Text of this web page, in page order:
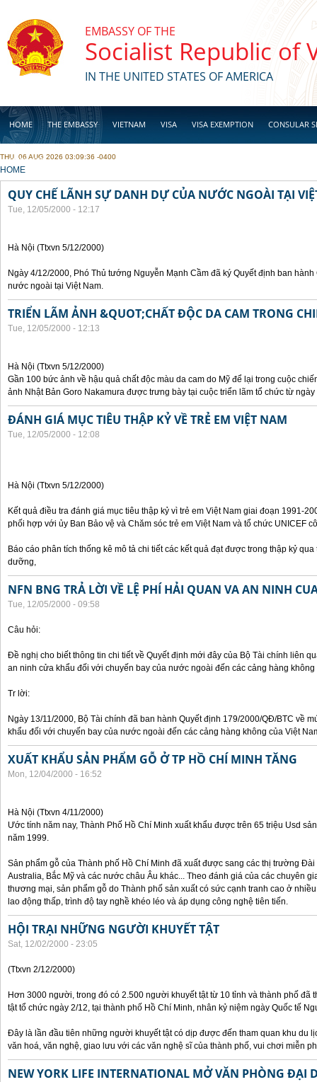
EMBASSY OF THE
Socialist Republic of
IN THE UNITED STATES OF AMERICA
HOME THE EMBASSY VIETNAM VISA VISA EXEMPTION CONSULAR
BUSINESS
THU, 06 AUG 2026 03:09:36 -0400
YOU ARE HERE
HOME
QUY CHẾ LÃNH SỰ DANH DỰ CỦA NƯỚC NGOÀI TẠI
Tue, 12/05/2000 - 12:17
Hà Nội (Ttxvn 5/12/2000)
Ngày 4/12/2000, Phó Thủ tướng Nguyễn Mạnh Cầm đã ký Quyết định ban
nước ngoài tại Việt Nam.
TRIỂN LÃM ẢNH &QUOT;CHẤT ĐỘC DA CAM TRONG
Tue, 12/05/2000 - 12:13
Hà Nội (Ttxvn 5/12/2000)
Gần 100 bức ảnh về hậu quả chất độc màu da cam do Mỹ để lại trong cuộc
ảnh Nhật Bản Goro Nakamura được trưng bày tại cuộc triển lãm tổ chức từ
ĐÁNH GIÁ MỤC TIÊU THẬP KỶ VỀ TRẺ EM VIỆT NAM
Tue, 12/05/2000 - 12:08
Hà Nội (Ttxvn 5/12/2000)
Kết quả điều tra đánh giá mục tiêu thập kỷ vì trẻ em Việt Nam giai đoạn 1991-
phối hợp với ủy Ban Bảo vệ và Chăm sóc trẻ em Việt Nam và tổ chức UNICEF
Báo cáo phân tích thống kê mô tả chi tiết các kết quả đạt được trong thập kỷ
dưỡng,
NFN BNG TRẢ LỜI VỀ LỆ PHÍ HẢI QUAN VA AN NINH
Tue, 12/05/2000 - 09:58
Câu hỏi:
Đề nghị cho biết thông tin chi tiết về Quyết định mới đây của Bộ Tài chính liên
an ninh cửa khẩu đối với chuyến bay của nước ngoài đến các cảng hàng không
Tr lời:
Ngày 13/11/2000, Bộ Tài chính đã ban hành Quyết định 179/2000/QĐ/BTC về
khẩu đối với chuyến bay của nước ngoài đến các cảng hàng không của Việt
XUẤT KHẨU SẢN PHẨM GỖ Ở TP HỒ CHÍ MINH TĂNG
Mon, 12/04/2000 - 16:52
Hà Nội (Ttxvn 4/11/2000)
Ước tính năm nay, Thành Phố Hồ Chí Minh xuất khẩu được trên 65 triệu Usd
năm 1999.
Sản phẩm gỗ của Thành phố Hồ Chí Minh đã xuất được sang các thị trường
Australia, Bắc Mỹ và các nước châu Âu khác... Theo đánh giá của các chuyên
thương mại, sản phẩm gỗ do Thành phố sản xuất có sức cạnh tranh cao ở
lao động thấp, trình độ tay nghề khéo léo và áp dụng công nghệ tiên tiến.
HỘI TRẠI NHỮNG NGƯỜI KHUYẾT TẬT
Sat, 12/02/2000 - 23:05
(Ttxvn 2/12/2000)
Hơn 3000 người, trong đó có 2.500 người khuyết tật từ 10 tỉnh và thành phố đã
tật tổ chức ngày 2/12, tại thành phố Hồ Chí Minh, nhân kỷ niệm ngày Quốc tế
Đây là lần đầu tiên những người khuyết tật có dịp được đến tham quan khu du
văn hoá, văn nghệ, giao lưu với các văn nghệ sĩ của thành phố, vui chơi miễn
NEW YORK LIFE INTERNATIONAL MỞ VĂN PHÒNG ĐẠI